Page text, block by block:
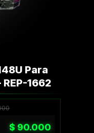
Para
1662
$90.000